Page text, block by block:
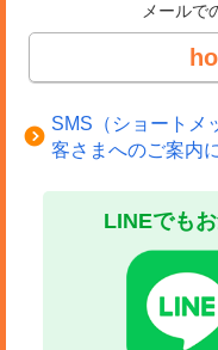
メールで
SMS（ショートメ
客さまへのご案内
LINEでも